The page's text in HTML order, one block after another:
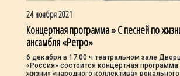
24 ноября 2021
Концертная программа » С песней по
ансамбля «Ретро»
6 декабря в 17:00 ч театральном зале
«Россия» состоится концертная программа
жизни» «народного коллектива»